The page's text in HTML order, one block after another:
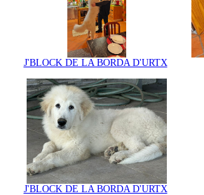
J'BLOCK DE LA BORDA D'URTX
J'BLOCK DE LA BORDA D'URTX